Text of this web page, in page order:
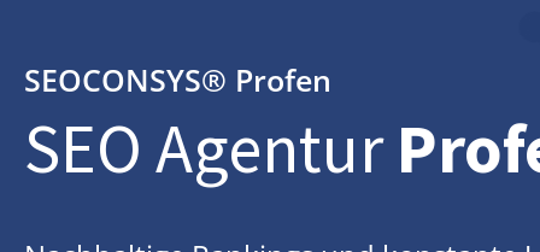
SEOCONSYS® Profen
SEO Agentur